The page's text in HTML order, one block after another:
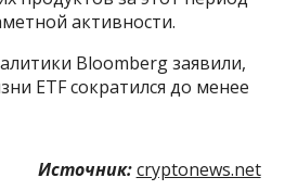
активности.
Bloomberg заявили,
ETF сократился до менее
Источник: cryptonews.net